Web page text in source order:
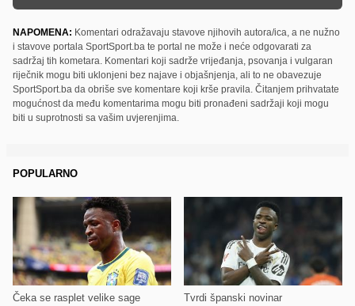
NAPOMENA: Komentari odražavaju stavove njihovih autora/ica, a ne nužno
i stavove portala SportSport.ba te portal ne može i neće odgovarati za
sadržaj tih kometara. Komentari koji sadrže vrijeđanja, psovanja i vulgaran
riječnik mogu biti uklonjeni bez najave i objašnjenja, ali to ne obavezuje
SportSport.ba da obriše sve komentare koji krše pravila. Čitanjem prihvatate
mogućnost da među komentarima mogu biti pronađeni sadržaji koji mogu
biti u suprotnosti sa vašim uvjerenjima.
POPULARNO
Čeka se rasplet velike sage Tvrdi španski novinar